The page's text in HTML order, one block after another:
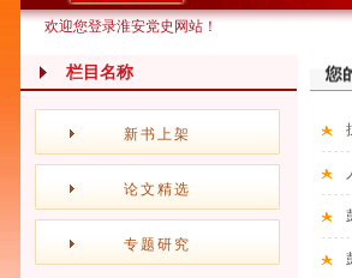
欢迎您登录淮安党史网站！
栏目名称
新书上架
论文精选
专题研究